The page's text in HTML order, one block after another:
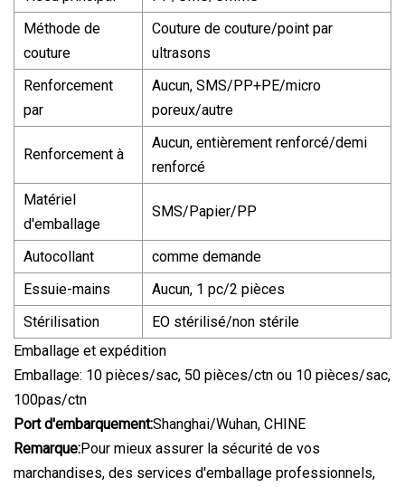
Méthode de
couture
Couture de couture/point par
ultrasons
Renforcement
par
Aucun, SMS/PP+PE/micro
poreux/autre
Renforcement à
Aucun, entièrement renforcé/demi
renforcé
Matériel
d'emballage
SMS/Papier/PP
Autocollant
comme demande
Essuie-mains
Aucun, 1 pc/2 pièces
Stérilisation
EO stérilisé/non stérile
Emballage et expédition
Emballage: 10 pièces/sac, 50 pièces/ctn ou 10 pièces/sac,
100pas/ctn
Port d'embarquement:Shanghai/Wuhan, CHINE
Remarque:Pour mieux assurer la sécurité de vos
marchandises, des services d'emballage professionnels,